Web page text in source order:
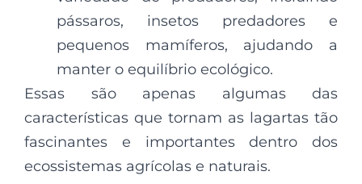
pássaros, insetos predadores e
pequenos mamíferos, ajudando a
manter o equilíbrio ecológico.
Essas são apenas algumas das
características que tornam as lagartas tão
fascinantes e importantes dentro dos
ecossistemas agrícolas e naturais.